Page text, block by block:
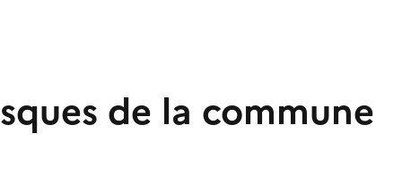
de la commune